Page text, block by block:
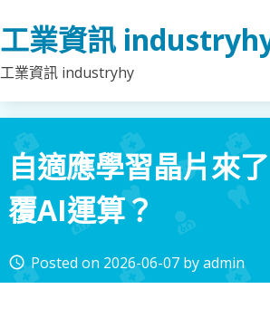
to
content
工業資訊
工業資訊 industryhy
自適應學習晶片來
覆AI運算？
access_time Posted on 2026-06-07 byadmin